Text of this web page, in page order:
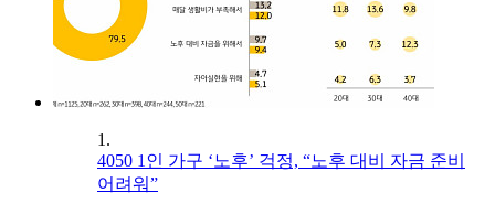
1.
4050 1인 가구 ‘노후’ 걱정, “노후 대비 자금 준비
어려워”